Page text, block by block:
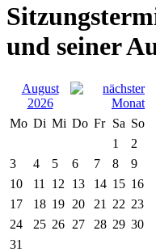
und seiner
August
2026
Mo Di Mi Do Fr Sa So
1
2
3
4 5 6 7 8
9
10
11 12 13 14 15 16
17
18 19 20 21 22 23
24
25 26 27 28 29 30
31